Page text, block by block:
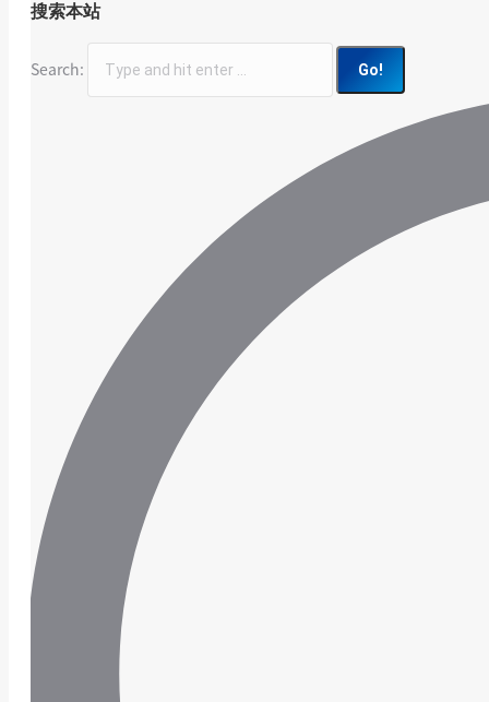
搜索本站
Search: